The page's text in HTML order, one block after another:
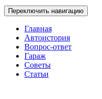
Переключить навигацию
Главная
Автоистория
Вопрос-ответ
Гараж
Советы
Статьи